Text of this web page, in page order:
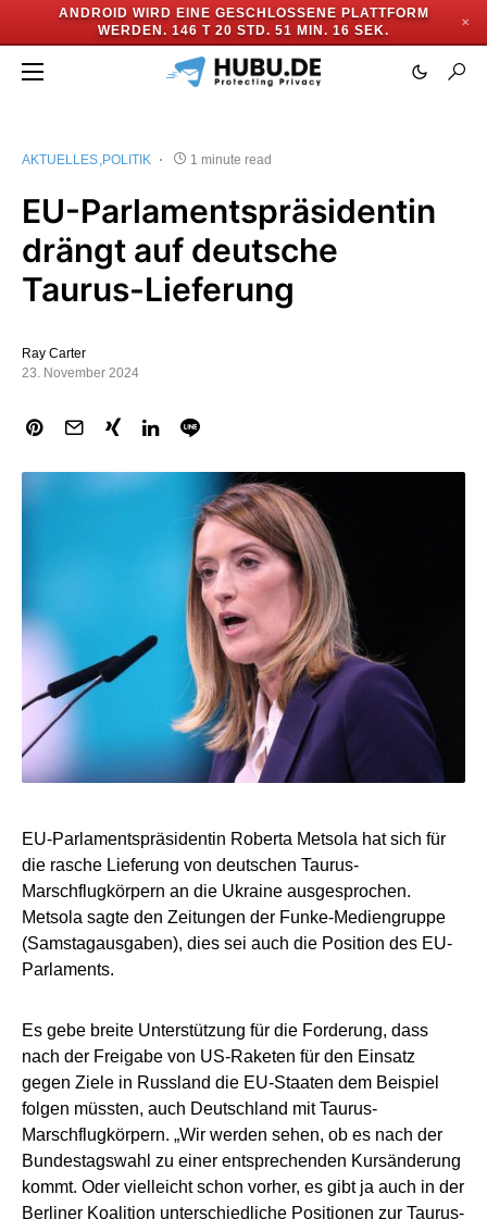
ANDROID WIRD EINE GESCHLOSSENE PLATTFORM
WERDEN. 146 T 20 STD. 51 MIN. 16 SEK.
✕
AKTUELLES POLITIK 1 minute read
EU-Parlamentspräsidentin
drängt auf deutsche
Taurus-Lieferung
Ray Carter
23. November 2024
EU-Parlamentspräsidentin Roberta Metsola hat sich für
die rasche Lieferung von deutschen Taurus-
Marschflugkörpern an die Ukraine ausgesprochen.
Metsola sagte den Zeitungen der Funke-Mediengruppe
(Samstagausgaben), dies sei auch die Position des EU-
Parlaments.
Es gebe breite Unterstützung für die Forderung, dass
nach der Freigabe von US-Raketen für den Einsatz
gegen Ziele in Russland die EU-Staaten dem Beispiel
folgen müssten, auch Deutschland mit Taurus-
Marschflugkörpern. „Wir werden sehen, ob es nach der
Bundestagswahl zu einer entsprechenden Kursänderung
kommt. Oder vielleicht schon vorher, es gibt ja auch in der
Berliner Koalition unterschiedliche Positionen zur Taurus-